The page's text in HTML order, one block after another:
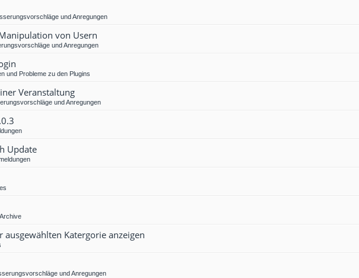
und Anregungen
von Usern
und Anregungen
und Probleme zu den Plugins
Veranstaltung
und Anregungen
Update
Katergorie anzeigen
und Anregungen